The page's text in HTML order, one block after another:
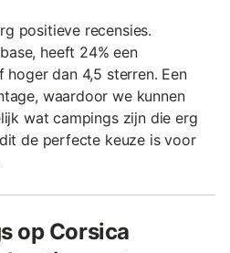
positieve recensies.
heeft 24% een
dan 4,5 sterren. Een
waardoor we kunnen
wat campings zijn die erg
de perfecte keuze is voor
op Corsica